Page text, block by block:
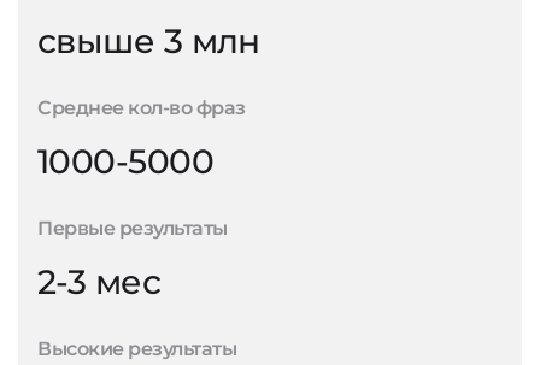
свыше 3 млн
Среднее кол-во фраз
1000-5000
Первые результаты
2-3 мес
Высокие результаты